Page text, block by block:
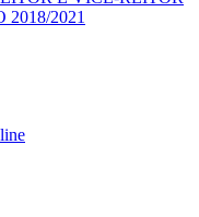
2018/2021